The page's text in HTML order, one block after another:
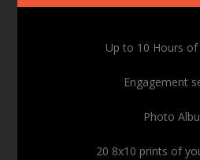
Up to 10 Hours
Engagement
Photo
20 8x10 prints of